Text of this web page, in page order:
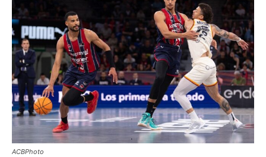
ACBPhoto